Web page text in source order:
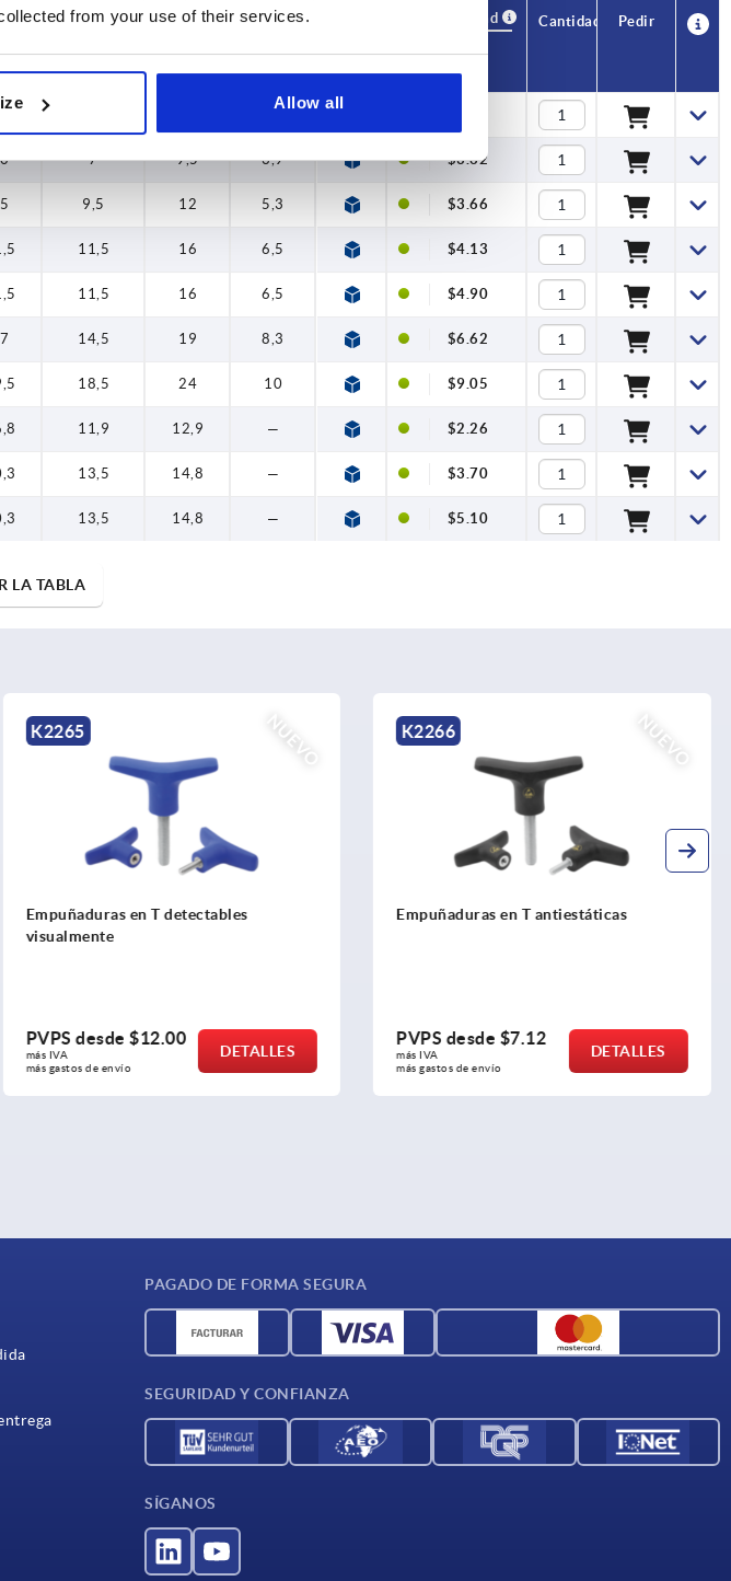
from your use of their services.
Allow all
31,5
37
Disponibilidad
Cantidad Pedir
3,9
7 9,5 3,9 $3.62
9,5 12 5,3 $3.66
11,5 16 6,5 $4.13
11,5 16 6,5 $4.90
14,5 19 8,3 $6.62
18,5 24 10 $9.05
11,9 12,9 — $2.26
13,5 14,8 — $3.70
13,5 14,8 — $5.10
LA TABLA
NUEVO
K2266
Empuñaduras en T antiestáticas
PVPS desde$7.12
más IVA
más gastos de envío
DETALLES
K0274
Empuñaduras de mariposa "Miniwing"
PVPS desde$11.26
más IVA
más gastos de envío
DETALLES
PAGADO DE FORMA SEGURA
SEGURIDAD Y CONFIANZA
SÍGANOS